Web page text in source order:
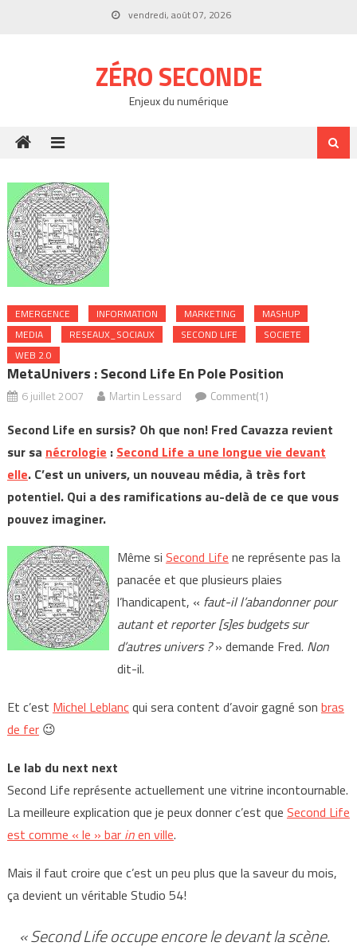
vendredi, août 07, 2026
ZÉRO SECONDE
Enjeux du numérique
EMERGENCE INFORMATION MARKETING
MASHUP
MEDIA
RESEAUX_SOCIAUX SECOND LIFE
SOCIETE
WEB 2.0
MetaUnivers : Second Life En Pole Position
6 juillet 2007 Martin Lessard Comment(1)
Second Life en sursis? Oh que non! Fred Cavazza revient
sur sa nécrologie : Second Life a une longue vie devant
elle. C’est un univers, un nouveau média, à très fort
potentiel. Qui a des ramifications au-delà de ce que vous
pouvez imaginer.
Même si Second Life ne représente pas la
panacée et que plusieurs plaies
l’handicapent, « faut-il l’abandonner pour
autant et reporter [s]es budgets sur
d’autres univers ?» demande Fred. Non
dit-il.
Et c’est Michel Leblancqui sera content d’avoir gagné son bras
de fer😉
Le lab du next next
Second Life représente actuellement une vitrine incontournable.
La meilleure explication que je peux donner c’est que Second Life
est comme « le » bar inen ville.
Mais il faut croire que c’est un peu plus que la saveur du mois,
ça devient un véritable Studio 54!
« Second Life occupe encore le devant la scène.